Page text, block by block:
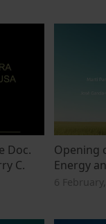
Doc.
C.
Opening
Energy
6